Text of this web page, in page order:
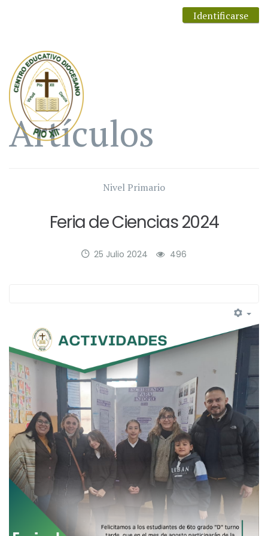
Identificarse
Artículos
Nivel Primario
Feria de Ciencias 2024
25 Julio 2024 496